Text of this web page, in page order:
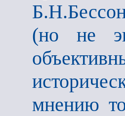
(но не
мнению